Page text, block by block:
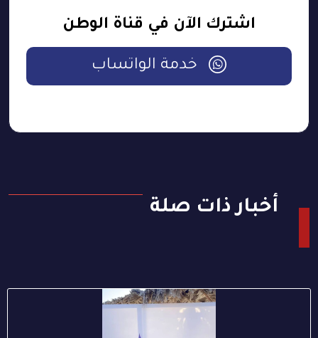
اشترك الآن في قناة الوطن
خدمة الواتساب
أخبار ذات صلة